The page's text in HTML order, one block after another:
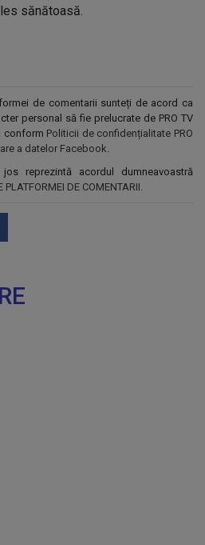
sănătoasă.
de comentarii sunteți de acord ca
personal să fie prelucrate de PRO TV
conform Politicii de confidențialitate PRO
a datelor Facebook.
reprezintă acordul dumneavoastră
PLATFORMEI DE COMENTARII.